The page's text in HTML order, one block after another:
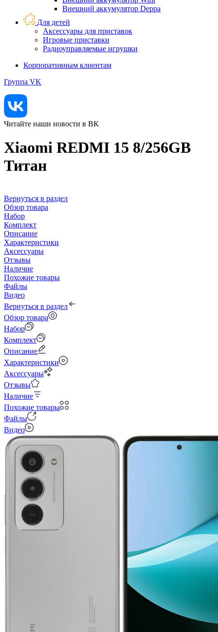
Внешний аккумулятор Deppa
Для детей
Аксессуары для приставок
Игровые приставки
Радиоуправляемые игрушки
Корпоративным клиентам
Группа VK
Читайте наши новости в ВК
Xiaomi REDMI 15 8/256GB
Титан
Вернуться в раздел
Обзор товара
Набор
Комплект
Описание
Характеристики
Аксессуары
Отзывы
Наличие
Похожие товары
Файлы
Видео
Вернуться в раздел
Обзор товара
Набор
Комплект
Описание
Характеристики
Аксессуары
Отзывы
Наличие
Похожие товары
Файлы
Видео